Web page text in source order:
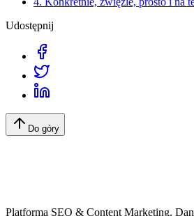
Udostępnij
Do góry
Platforma SEO & Content Marketing.